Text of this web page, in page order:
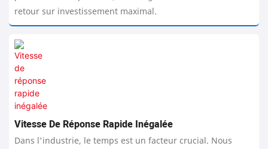
retour sur investissement maximal.
Vitesse De Réponse Rapide Inégalée
Dans l'industrie, le temps est un facteur crucial. Nous